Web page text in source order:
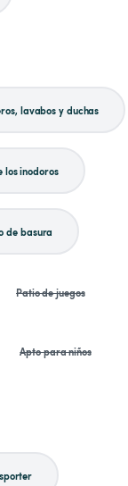
lavabos y duchas
los inodoros
de basura
Patio de juegos
Apto para niños